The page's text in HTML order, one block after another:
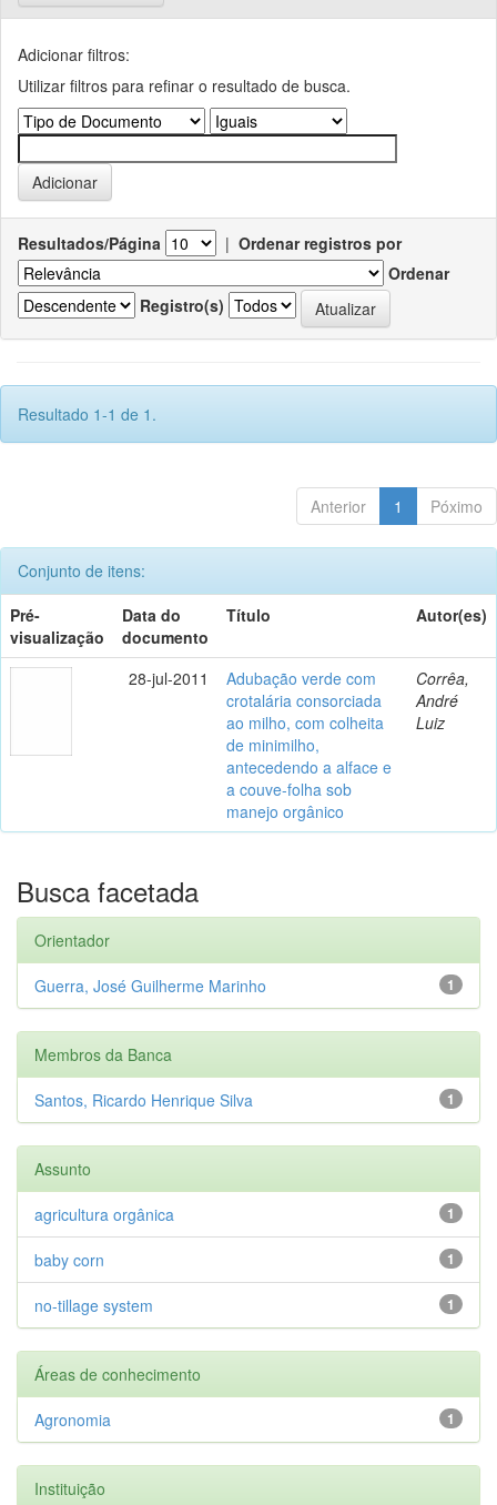
Adicionar filtros:
Utilizar filtros para refinar o resultado de busca.
Resultados/Página | Ordenar registros por
Ordenar
Registro(s)
Resultado 1-1 de 1.
Anterior 1 Póximo
Conjunto de itens:
Pré-
visualização
Data do
documento
Título Autor(es)
28-jul-2011
Adubação verde com
crotalária consorciada
ao milho, com colheita
de minimilho,
antecedendo a alface e
a couve-folha sob
manejo orgânico
Corrêa,
André
Luiz
Busca facetada
Orientador
1
Guerra, José Guilherme Marinho
Membros da Banca
1
Santos, Ricardo Henrique Silva
Assunto
1
agricultura orgânica
1
baby corn
1
no-tillage system
Áreas de conhecimento
1
Agronomia
Instituição